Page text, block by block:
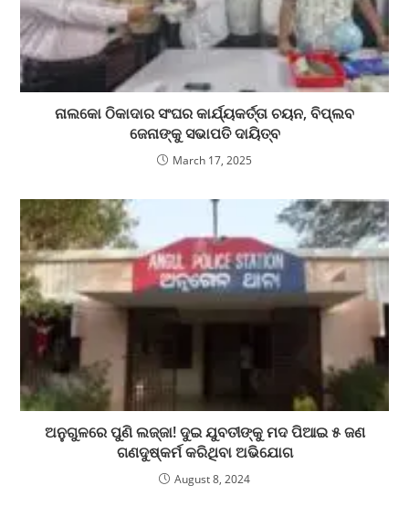
ନାଲକୋ ଠିକାଦାର ସଂଘର କାର୍ଯ୍ୟକର୍ତ୍ତା ଚୟନ, ବିପ୍ଲବ
ଜେନାଙ୍କୁ ସଭାପତି ଦାୟିତ୍ବ
March 17, 2025
ଅନୁଗୁଳରେ ପୁଣି ଲଜ୍ଜା! ଦୁଇ ଯୁବତୀଙ୍କୁ ମଦ ପିଆଇ ୫ ଜଣ
ଗଣଦୁଷ୍କର୍ମ କରିଥିବା ଅଭିଯୋଗ
August 8, 2024